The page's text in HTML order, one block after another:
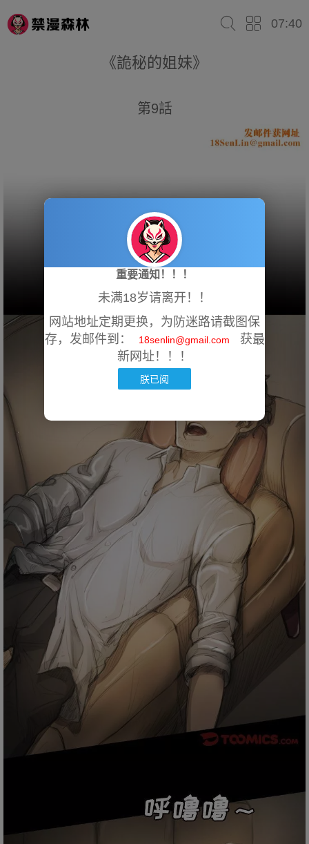
07:40
《詭秘的姐妹》
第9話
重要通知！！！
未满18岁请离开！！
网站地址定期更换，为防迷路请截图保
存，发邮件到：
18senlin@gmail.com
获最
新网址！！！
朕已阅